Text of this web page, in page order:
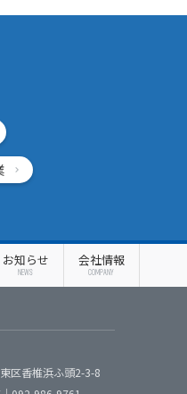
お知らせ
NEWS
会社情報
COMPANY
区香椎浜ふ頭2-3-8